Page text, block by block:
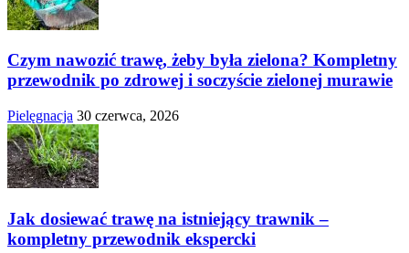
Czym nawozić trawę, żeby była zielona? Kompletny
przewodnik po zdrowej i soczyście zielonej murawie
Pielęgnacja 30 czerwca, 2026
Jak dosiewać trawę na istniejący trawnik –
kompletny przewodnik ekspercki